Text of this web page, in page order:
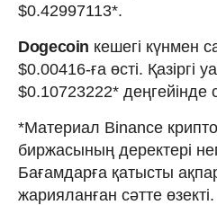
$0.42997113*.
Dogecoin кешегі күнмен
$0.00416-ға өсті. Қазіргі
$0.10723222*
*Материал Binance
биржасының деректері
Бағамдарға қатысты
жарияланған сәтте өзекті.